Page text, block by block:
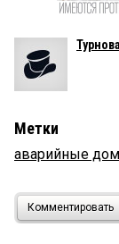
Метки
аварийные
Комментировать